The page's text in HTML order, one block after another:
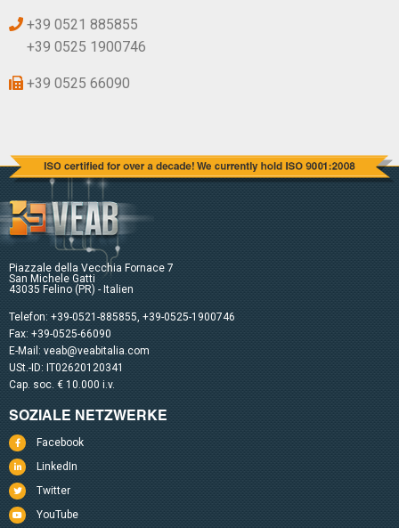
+39 0521 885855
+39 0525 1900746
+39 0525 66090
Piazzale della Vecchia Fornace 7
San Michele Gatti
43035 Felino (PR) - Italien
Telefon: +39-0521-885855, +39-0525-1900746
Fax: +39-0525-66090
E-Mail: veab@veabitalia.com
USt.-ID: IT02620120341
Cap. soc. € 10.000 i.v.
SOZIALE NETZWERKE
Facebook
LinkedIn
Twitter
YouTube